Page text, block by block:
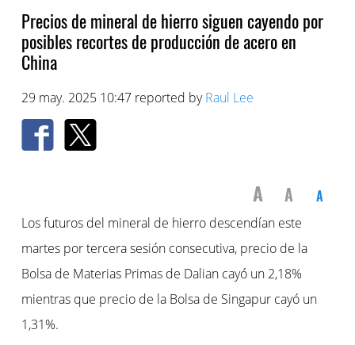
Precios de mineral de hierro siguen cayendo por
posibles recortes de producción de acero en
China
29 may. 2025 10:47 reported byRaul Lee
A A A
Los futuros del mineral de hierro descendían este
martes por tercera sesión consecutiva, precio de la
Bolsa de Materias Primas de Dalian cayó un 2,18%
mientras que precio de la Bolsa de Singapur cayó un
1,31%.